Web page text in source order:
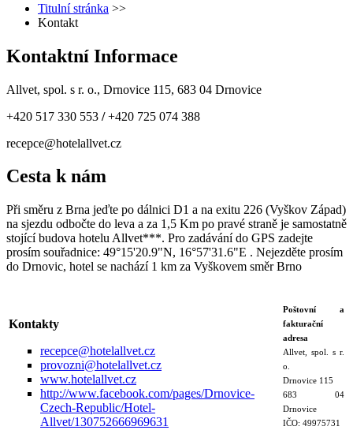
Titulní stránka >>
Kontakt
Kontaktní Informace
Allvet, spol. s r. o., Drnovice 115, 683 04 Drnovice
+420 517 330 553 /+420 725 074 388
recepce@hotelallvet.cz
Cesta k nám
Při směru z Brna jeďte po dálnici D1 a na exitu 226 (Vyškov Západ)
na sjezdu odbočte do leva a za 1,5 Km po pravé straně je samostatně
stojící budova hotelu Allvet***. Pro zadávání do GPS zadejte
prosím souřadnice: 49°15'20.9"N, 16°57'31.6"E . Nejezděte prosím
do Drnovic, hotel se nachází 1 km za Vyškovem směr Brno
Kontakty
recepce@hotelallvet.cz
provozni@hotelallvet.cz
www.hotelallvet.cz
http://www.facebook.com/pages/Drnovice-
Czech-Republic/Hotel-
Allvet/130752666969631
Poštovní a
fakturační
adresa
Allvet, spol. s r.
o.
Drnovice 115
683 04
Drnovice
IČO: 49975731